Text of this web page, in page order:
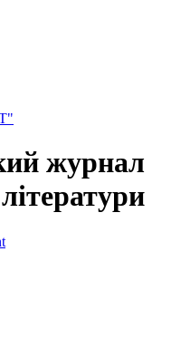
журнал